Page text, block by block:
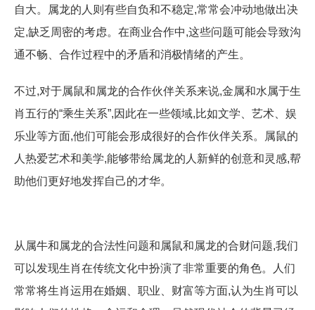
自大。属龙的人则有些自负和不稳定,常常会冲动地做出决
定,缺乏周密的考虑。在商业合作中,这些问题可能会导致沟
通不畅、合作过程中的矛盾和消极情绪的产生。
不过,对于属鼠和属龙的合作伙伴关系来说,金属和水属于生
肖五行的“乘生关系”,因此在一些领域,比如文学、艺术、娱
乐业等方面,他们可能会形成很好的合作伙伴关系。属鼠的
人热爱艺术和美学,能够带给属龙的人新鲜的创意和灵感,帮
助他们更好地发挥自己的才华。
从属牛和属龙的合法性问题和属鼠和属龙的合财问题,我们
可以发现生肖在传统文化中扮演了非常重要的角色。人们
常常将生肖运用在婚姻、职业、财富等方面,认为生肖可以